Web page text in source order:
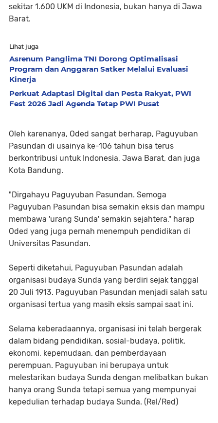
sekitar 1.600 UKM di Indonesia, bukan hanya di Jawa
Barat.
Lihat juga
Asrenum Panglima TNI Dorong Optimalisasi
Program dan Anggaran Satker Melalui Evaluasi
Kinerja
Perkuat Adaptasi Digital dan Pesta Rakyat, PWI
Fest 2026 Jadi Agenda Tetap PWI Pusat
Oleh karenanya, Oded sangat berharap, Paguyuban
Pasundan di usainya ke-106 tahun bisa terus
berkontribusi untuk Indonesia, Jawa Barat, dan juga
Kota Bandung.
"Dirgahayu Paguyuban Pasundan. Semoga
Paguyuban Pasundan bisa semakin eksis dan mampu
membawa 'urang Sunda' semakin sejahtera," harap
Oded yang juga pernah menempuh pendidikan di
Universitas Pasundan.
Seperti diketahui, Paguyuban Pasundan adalah
organisasi budaya Sunda yang berdiri sejak tanggal
20 Juli 1913. Paguyuban Pasundan menjadi salah satu
organisasi tertua yang masih eksis sampai saat ini.
Selama keberadaannya, organisasi ini telah bergerak
dalam bidang pendidikan, sosial-budaya, politik,
ekonomi, kepemudaan, dan pemberdayaan
perempuan. Paguyuban ini berupaya untuk
melestarikan budaya Sunda dengan melibatkan bukan
hanya orang Sunda tetapi semua yang mempunyai
kepedulian terhadap budaya Sunda. (Rel/Red)